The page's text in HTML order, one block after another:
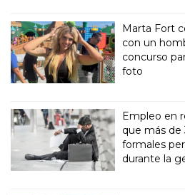
Marta Fort
con un
concurso
foto
Empleo en
que más de
formales
durante la